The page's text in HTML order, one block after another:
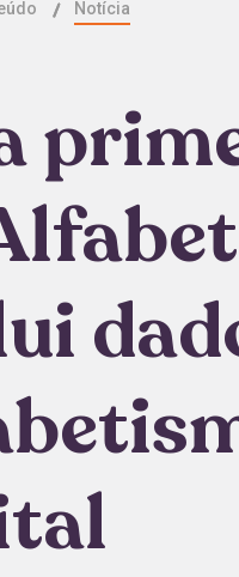
Notícia